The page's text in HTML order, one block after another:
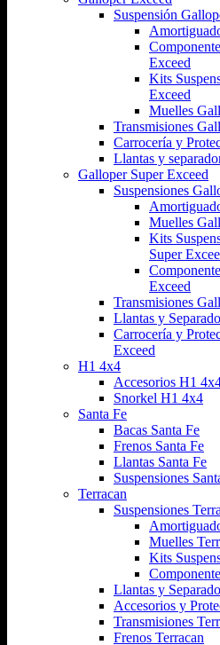
Suspensión
Exceed
Kits
Exceed
Muelles
Transmisiones
Carrocería y
Llantas y
Galloper Super Exceed
Suspensiones
Muelles
Kits
Super
Exceed
Transmisiones
Llantas y
Carrocería y
Exceed
H1 4x4
Accesorios H1
Snorkel H1 4x4
Santa Fe
Bacas Santa Fe
Frenos Santa Fe
Llantas Santa Fe
Suspensiones
Terracan
Suspensiones
Muelles
Kits
Llantas y
Accesorios y
Transmisiones
Frenos Terracan